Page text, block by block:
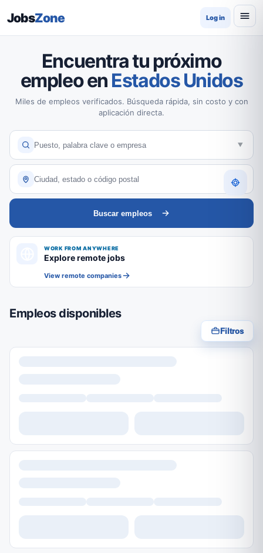
JobsZone Log in
Encuentra tu próximo
empleo en Estados Unidos
Miles de empleos verificados. Búsqueda rápida, sin costo y con
aplicación directa.
Buscar empleos
WORK FROM ANYWHERE
Explore remote jobs
View remote companies
Empleos disponibles
Filtros